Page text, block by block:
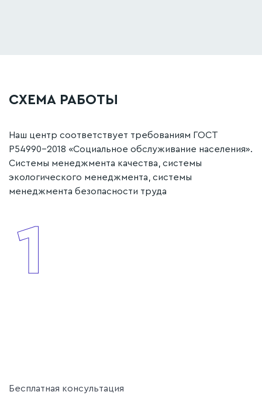
СХЕМА РАБОТЫ
Наш центр соответствует требованиям ГОСТ
Р54990-2018 «Социальное обслуживание населения».
Системы менеджмента качества, системы
экологического менеджмента, системы
менеджмента безопасности труда
1
Бесплатная консультация